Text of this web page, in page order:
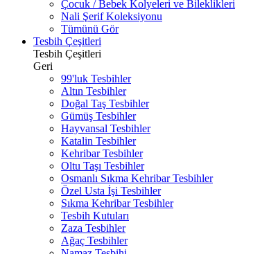
Çocuk / Bebek Kolyeleri ve Bileklikleri
Nali Şerif Koleksiyonu
Tümünü Gör
Tesbih Çeşitleri
Tesbih Çeşitleri
Geri
99'luk Tesbihler
Altın Tesbihler
Doğal Taş Tesbihler
Gümüş Tesbihler
Hayvansal Tesbihler
Katalin Tesbihler
Kehribar Tesbihler
Oltu Taşı Tesbihler
Osmanlı Sıkma Kehribar Tesbihler
Özel Usta İşi Tesbihler
Sıkma Kehribar Tesbihler
Tesbih Kutuları
Zaza Tesbihler
Ağaç Tesbihler